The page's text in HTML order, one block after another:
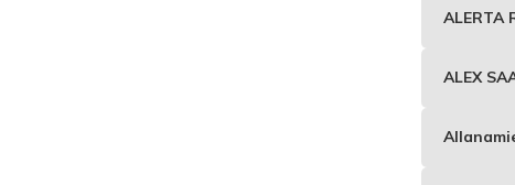
ALERTA
ALEX